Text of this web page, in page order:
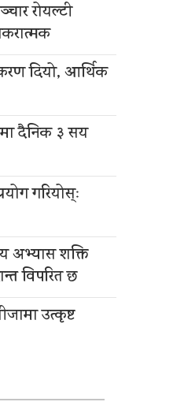
रोयल्टी
दियो, आर्थिक
दैनिक ३ सय
गरियोस्ः
अभ्यास शक्ति
विपरित छ
उत्कृष्ट